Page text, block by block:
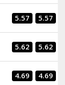
5.57 5.57
5.62 5.62
4.69 4.69